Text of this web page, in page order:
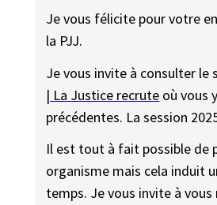
Je vous félicite pour votre
la PJJ.
Je vous invite à consulter le
| La Justice recrute où vous
précédentes. La session
Il est tout à fait possible de
organisme mais cela induit
temps. Je vous invite à